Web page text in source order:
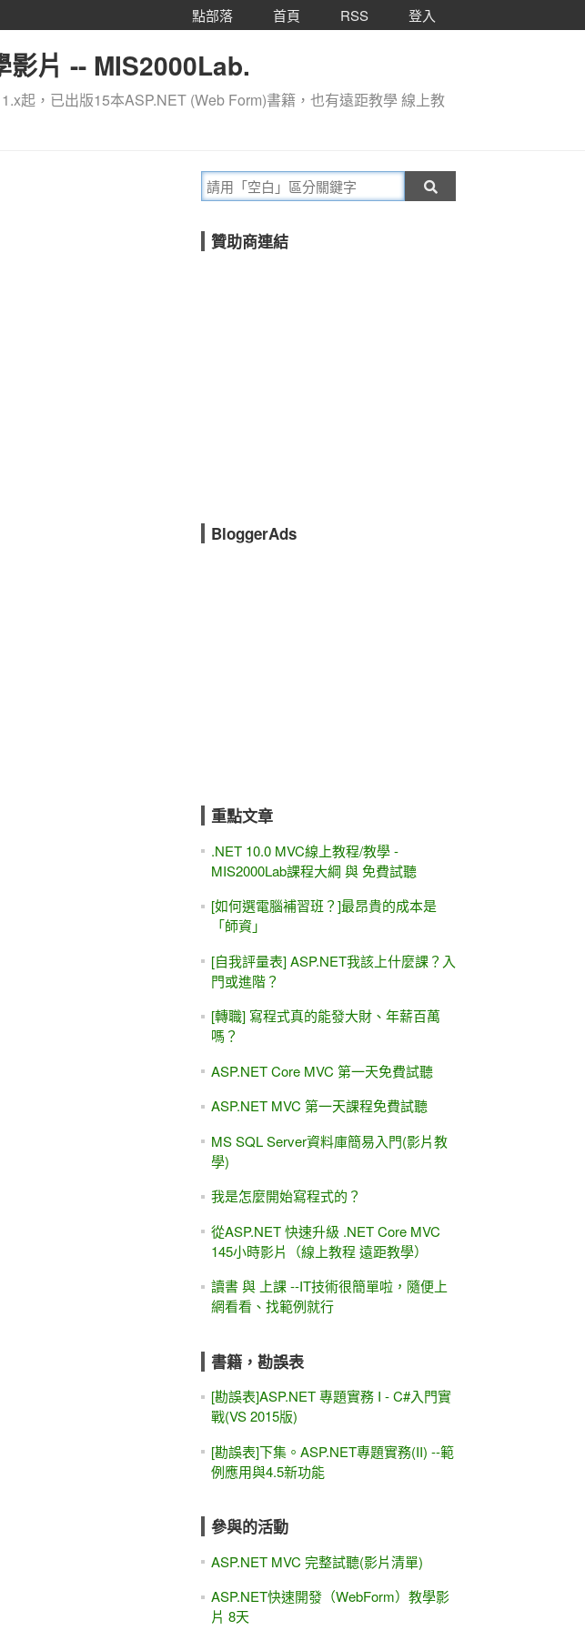
點部落 首頁 RSS 登入
影片 -- MIS2000Lab.
起，已出版15本ASP.NET (Web Form)書籍，也有遠距教學 線上教
贊助商連結
BloggerAds
重點文章
.NET 10.0 MVC線上教程/教學 -
MIS2000Lab課程大綱 與 免費試聽
[如何選電腦補習班？]最昂貴的成本是
「師資」
[自我評量表] ASP.NET我該上什麼課？入
門或進階？
[轉職] 寫程式真的能發大財、年薪百萬
嗎？
ASP.NET Core MVC 第一天免費試聽
ASP.NET MVC 第一天課程免費試聽
MS SQL Server資料庫簡易入門(影片教
學)
我是怎麼開始寫程式的？
從ASP.NET 快速升級 .NET Core MVC
145小時影片（線上教程 遠距教學）
讀書 與 上課 --IT技術很簡單啦，隨便上
網看看、找範例就行
書籍，勘誤表
[勘誤表]ASP.NET 專題實務 I - C#入門實
戰(VS 2015版)
[勘誤表]下集。ASP.NET專題實務(II) --範
例應用與4.5新功能
參與的活動
ASP.NET MVC 完整試聽(影片清單)
ASP.NET快速開發（WebForm）教學影
片 8天